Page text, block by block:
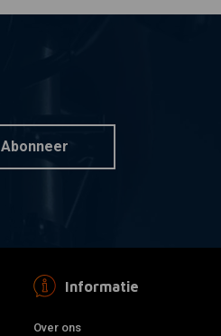
Abonneer
Informatie
Over ons